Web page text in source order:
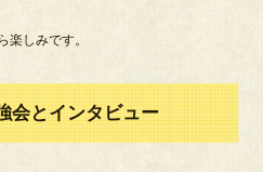
楽しみです。
会とインタビュー